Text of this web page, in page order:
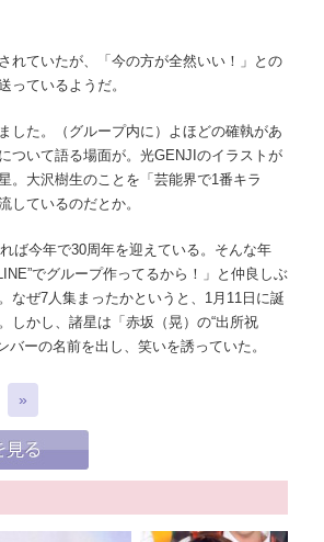
れていたが、「今の方が全然いい！」との
っているようだ。
た。（グループ内に）よほどの確執があ
いて語る場面が。光GENJIのイラストが
。大沢樹生のことを「芸能界で1番キラ
しているのだとか。
ば今年で30周年を迎えている。そんな年
でグループ作ってるから！」と仲良しぶ
なぜ7人集まったかというと、1月11日に誕
しかし、諸星は「赤坂（晃）の“出所祝
ーの名前を出し、笑いを誘っていた。
»